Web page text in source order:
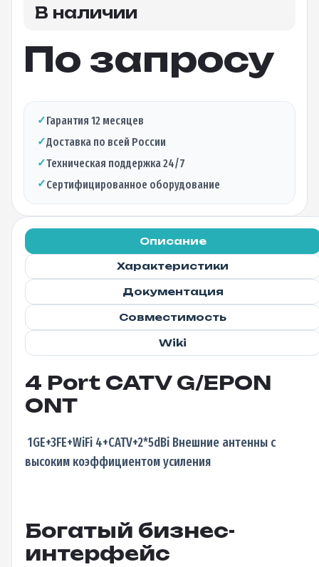
В наличии
По запросу
✓Гарантия 12 месяцев
✓Доставка по всей России
✓Техническая поддержка 24/7
✓Сертифицированное оборудование
Описание
Характеристики
Документация
Совместимость
Wiki
4 Port CATV G/EPON
ONT
1GE+3FE+WiFi 4+CATV+2*5dBi Внешние антенны с
высоким коэффициентом усиления
Богатый бизнес-
интерфейс